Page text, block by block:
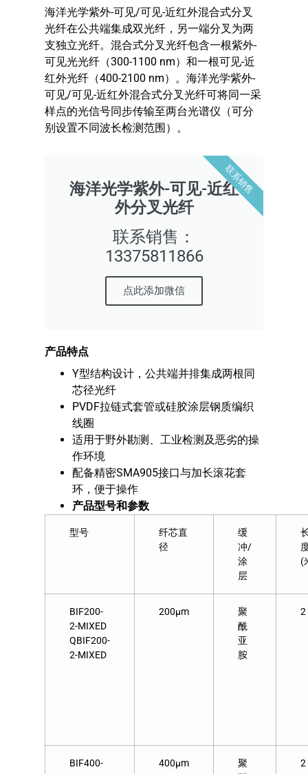
海洋光学紫外-可见/可见-近红外混合式分叉
光纤在公共端集成双光纤，另一端分叉为两
支独立光纤。混合式分叉光纤包含一根紫外-
可见光光纤（300-1100 nm）和一根可见-近
红外光纤（400-2100 nm）。海洋光学紫外-
可见/可见-近红外混合式分叉光纤可将同一采
样点的光信号同步传输至两台光谱仪（可分
别设置不同波长检测范围）。
海洋光学紫外-可见-近红
外分叉光纤
联系销售：
13375811866
点此添加微信
联系销售
产品特点
Y型结构设计，公共端并排集成两根同
芯径光纤
PVDF拉链式套管或硅胶涂层钢质编织
线圈
适用于野外勘测、工业检测及恶劣的操
作环境
配备精密SMA905接口与加长滚花套
环，便于操作
产品型号和参数
型号
纤芯直
径
缓
冲/
涂
层
(
BIF200-
2-MIXED
QBIF200-
2-MIXED
200μm
聚
酰
亚
胺
2
BIF400-
400μm
聚
2